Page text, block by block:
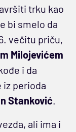
trku kao
bi smelo da
večitu priču,
Milojevićem
i da
iz perioda
Stanković.
ali ima i